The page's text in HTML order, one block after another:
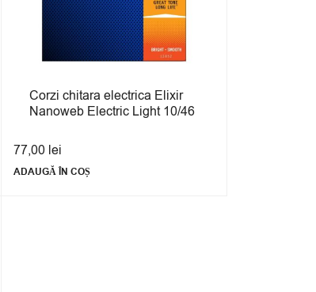
Corzi chitara electrica Elixir
Nanoweb Electric Light 10/46
77,00 lei
ADAUGĂ ÎN COȘ